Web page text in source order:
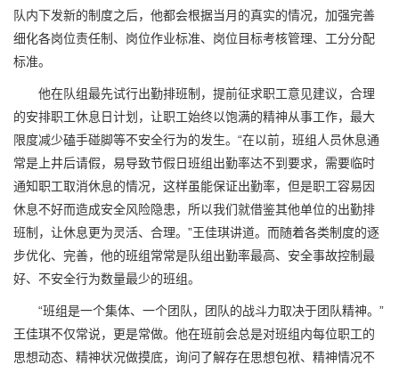
队内下发新的制度之后，他都会根据当月的真实的情况，加强完善
细化各岗位责任制、岗位作业标准、岗位目标考核管理、工分分配
标准。
他在队组最先试行出勤排班制，提前征求职工意见建议，合理
的安排职工休息日计划，让职工始终以饱满的精神从事工作，最大
限度减少磕手碰脚等不安全行为的发生。“在以前，班组人员休息通
常是上井后请假，易导致节假日班组出勤率达不到要求，需要临时
通知职工取消休息的情况，这样虽能保证出勤率，但是职工容易因
休息不好而造成安全风险隐患，所以我们就借鉴其他单位的出勤排
班制，让休息更为灵活、合理。”王佳琪讲道。而随着各类制度的逐
步优化、完善，他的班组常常是队组出勤率最高、安全事故控制最
好、不安全行为数量最少的班组。
“班组是一个集体、一个团队，团队的战斗力取决于团队精神。”
王佳琪不仅常说，更是常做。他在班前会总是对班组内每位职工的
思想动态、精神状况做摸底，询问了解存在思想包袱、精神情况不